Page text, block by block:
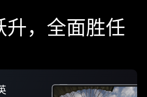
升，全面胜任
版